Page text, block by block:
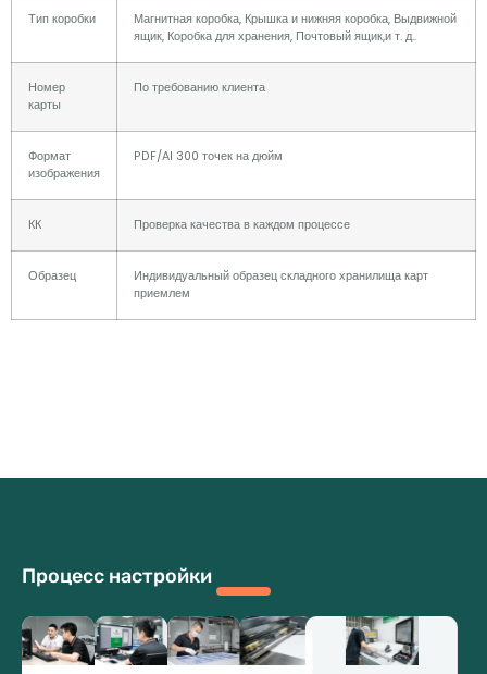
Тип коробки
Магнитная коробка, Крышка и нижняя коробка, Выдвижной
ящик, Коробка для хранения, Почтовый ящик,и т. д..
Номер
карты
По требованию клиента
Формат
изображения
PDF/AI 300 точек на дюйм
КК Проверка качества в каждом процессе
Образец
Индивидуальный образец складного хранилища карт
приемлем
Процесс настройки